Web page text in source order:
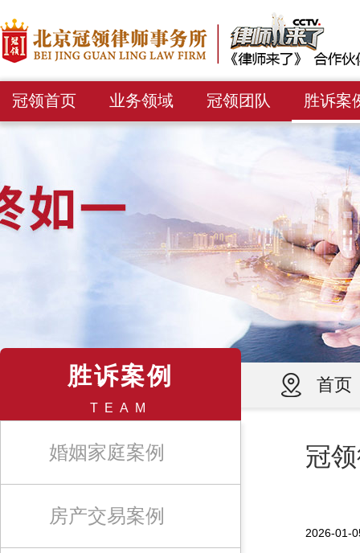
冠领首页 业务领域 冠领团队 胜诉案
首页
胜诉案例
TEAM
婚姻家庭案例
房产交易案例
冠
2026-01-